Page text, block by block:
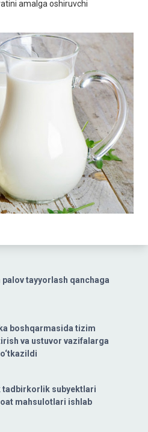
tayyorlash qanchaga
boshqarmasida tizim
va ustuvor vazifalarga
tadbirkorlik subyektlari
mahsulotlari ishlab
amalga oshiruvchi